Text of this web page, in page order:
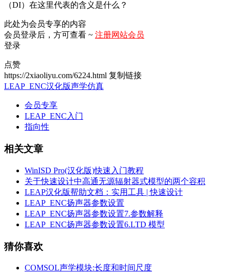
（DI）在这里代表的含义是什么？
此处为会员专享的内容
会员登录后，方可查看 ~ 注册网站会员
登录
点赞
https://2xiaoliyu.com/6224.html 复制链接
LEAP_ENC汉化版声学仿真
会员专享
LEAP_ENC入门
指向性
相关文章
WinISD Pro(汉化版)快速入门教程
关于快速设计中高通无源辐射器式模型的两个容积
LEAP汉化版帮助文档：实用工具 | 快速设计
LEAP_ENC扬声器参数设置
LEAP_ENC扬声器参数设置7.参数解释
LEAP_ENC扬声器参数设置6.LTD 模型
猜你喜欢
COMSOL声学模块:长度和时间尺度